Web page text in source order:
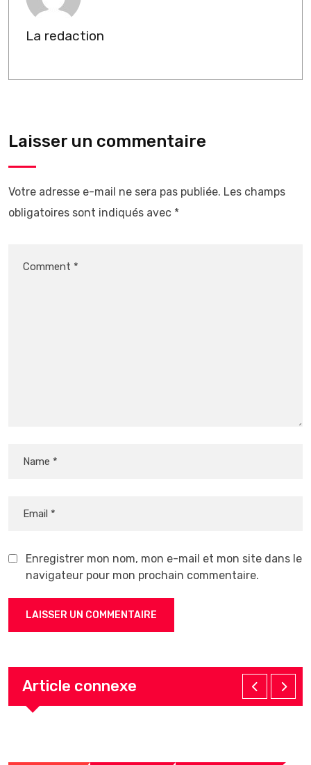
La redaction
Laisser un commentaire
Votre adresse e-mail ne sera pas publiée. Les champs
obligatoires sont indiqués avec *
Enregistrer mon nom, mon e-mail et mon site dans le
navigateur pour mon prochain commentaire.
Article connexe